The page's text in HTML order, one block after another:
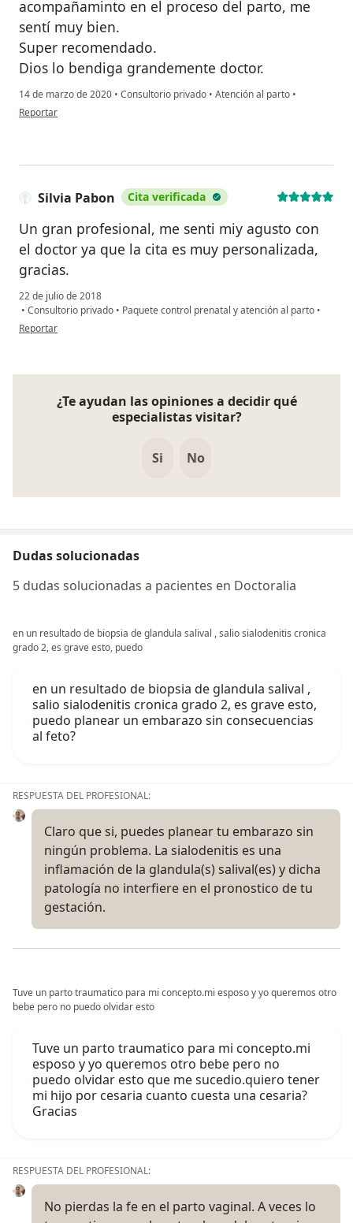
acompañaminto en el proceso del parto, me
sentí muy bien.
Super recomendado.
Dios lo bendiga grandemente doctor.
14 de marzo de 2020 • Consultorio privado • Atención al parto •
en opinión del usuario Cielo andrea
Reportar
Silvia Pabon Cita verificada
Un gran profesional, me senti miy agusto con
el doctor ya que la cita es muy personalizada,
gracias.
22 de julio de 2018
• Consultorio privado • Paquete control prenatal y atención al parto •
en opinión del usuario Silvia Pabon
Reportar
¿Te ayudan las opiniones a decidir qué
especialistas visitar?
Si No
Dudas solucionadas
5 dudas solucionadas a pacientes en Doctoralia
en un resultado de biopsia de glandula salival , salio sialodenitis cronica
grado 2, es grave esto, puedo
en un resultado de biopsia de glandula salival ,
salio sialodenitis cronica grado 2, es grave esto,
puedo planear un embarazo sin consecuencias
al feto?
RESPUESTA DEL PROFESIONAL:
Claro que si, puedes planear tu embarazo sin
ningún problema. La sialodenitis es una
inflamación de la glandula(s) salival(es) y dicha
patología no interfiere en el pronostico de tu
gestación.
Tuve un parto traumatico para mi concepto.mi esposo y yo queremos otro
bebe pero no puedo olvidar esto
Tuve un parto traumatico para mi concepto.mi
esposo y yo queremos otro bebe pero no
puedo olvidar esto que me sucedio.quiero tener
mi hijo por cesaria cuanto cuesta una cesaria?
Gracias
RESPUESTA DEL PROFESIONAL:
No pierdas la fe en el parto vaginal. A veces lo